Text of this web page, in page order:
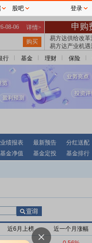
行 基金 理财 保险
业绩报表 最新预告 分红送配
基金净值 基金定投 基金排行
近6月上榜 近一个月涨幅
股吧 登录